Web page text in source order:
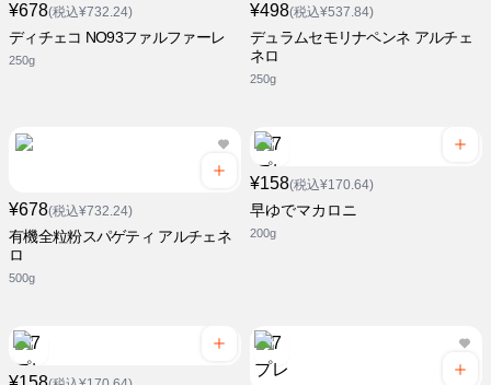
¥678(税込¥732.24)
ディチェコ NO93ファルファーレ
250g
¥498(税込¥537.84)
デュラムセモリナペンネ アルチェ
ネロ
250g
¥678(税込¥732.24)
有機全粒粉スパゲティ アルチェネ
ロ
500g
¥158(税込¥170.64)
早ゆでマカロニ
200g